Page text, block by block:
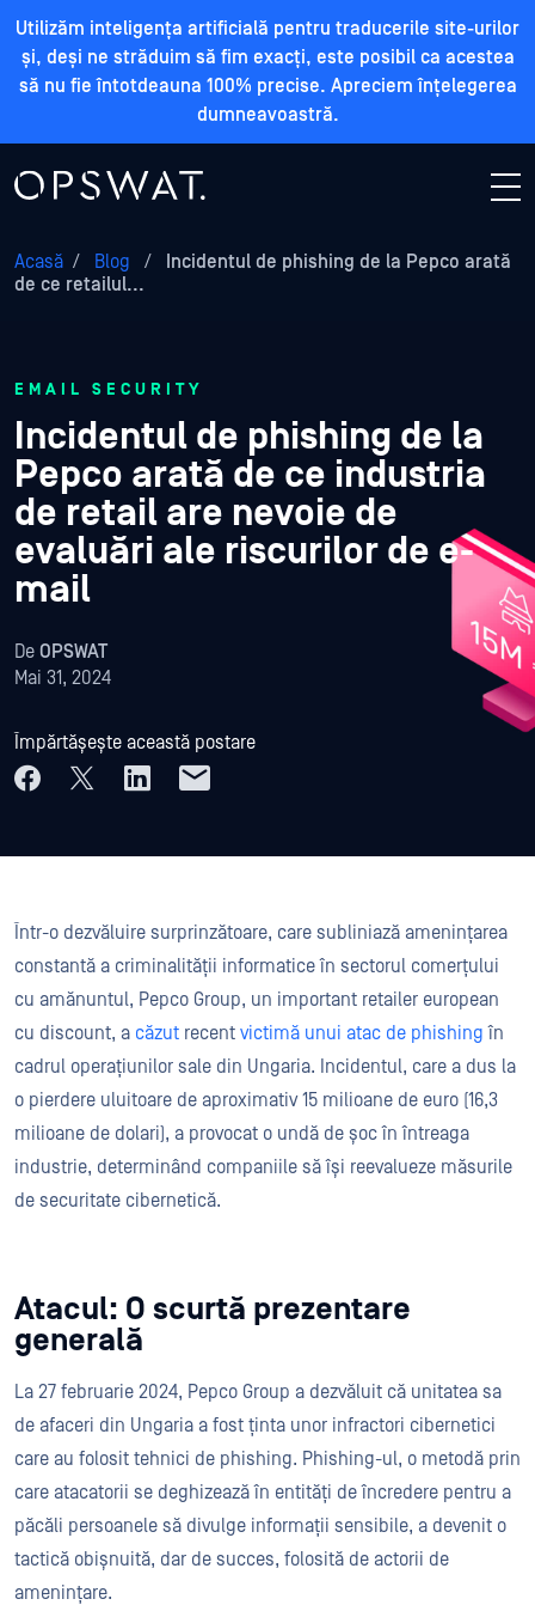
Utilizăm inteligența artificială pentru traducerile site-urilor
și, deși ne străduim să fim exacți, este posibil ca acestea
să nu fie întotdeauna 100% precise. Apreciem înțelegerea
dumneavoastră.
Acasă / Blog /
Incidentul de phishing de la Pepco arată
de ce retailul...
EMAIL SECURITY
Incidentul de phishing de la
Pepco arată de ce industria
de retail are nevoie de
evaluări ale riscurilor de e-
mail
De OPSWAT
Mai 31, 2024
Împărtășește această postare
Într-o dezvăluire surprinzătoare, care subliniază amenințarea
constantă a criminalității informatice în sectorul comerțului
cu amănuntul, Pepco Group, un important retailer european
cu discount, a căzut recent victimă unui atac de phishing în
cadrul operațiunilor sale din Ungaria. Incidentul, care a dus la
o pierdere uluitoare de aproximativ 15 milioane de euro (16,3
milioane de dolari), a provocat o undă de șoc în întreaga
industrie, determinând companiile să își reevalueze măsurile
de securitate cibernetică.
Atacul: O scurtă prezentare
generală
La 27 februarie 2024, Pepco Group a dezvăluit că unitatea sa
de afaceri din Ungaria a fost ținta unor infractori cibernetici
care au folosit tehnici de phishing. Phishing-ul, o metodă prin
care atacatorii se deghizează în entități de încredere pentru a
păcăli persoanele să divulge informații sensibile, a devenit o
tactică obișnuită, dar de succes, folosită de actorii de
amenințare.